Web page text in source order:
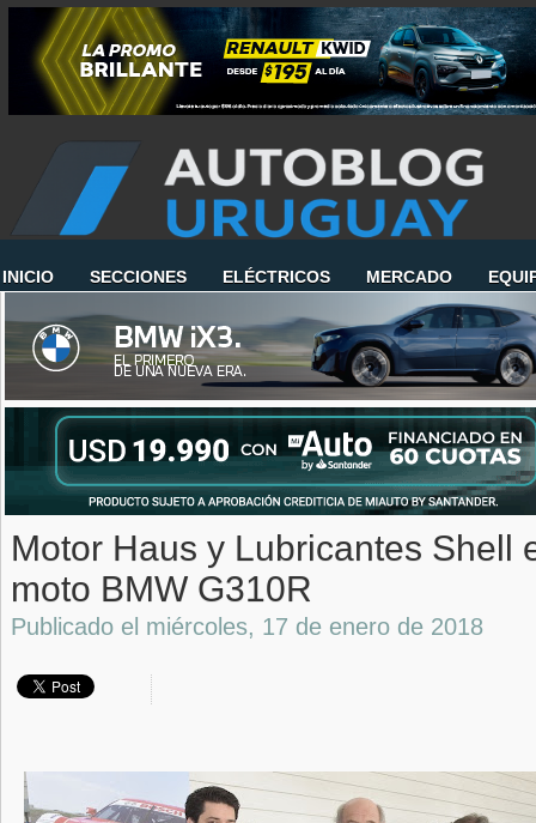
INICIO SECCIONES ELÉCTRICOS MERCADO
Motor Haus y Lubricantes Shell
moto BMW G310R
Publicado el miércoles, 17 de enero de 2018